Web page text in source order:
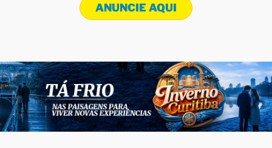
ANUNCIE AQUI